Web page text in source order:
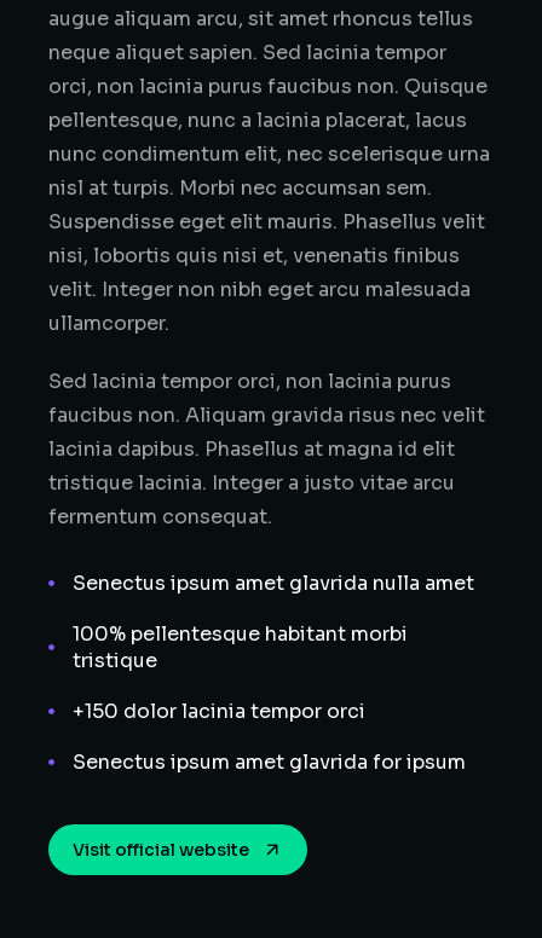
augue aliquam arcu, sit amet rhoncus tellus
neque aliquet sapien. Sed lacinia tempor
orci, non lacinia purus faucibus non. Quisque
pellentesque, nunc a lacinia placerat, lacus
nunc condimentum elit, nec scelerisque urna
nisl at turpis. Morbi nec accumsan sem.
Suspendisse eget elit mauris. Phasellus velit
nisi, lobortis quis nisi et, venenatis finibus
velit. Integer non nibh eget arcu malesuada
ullamcorper.
Sed lacinia tempor orci, non lacinia purus
faucibus non. Aliquam gravida risus nec velit
lacinia dapibus. Phasellus at magna id elit
tristique lacinia. Integer a justo vitae arcu
fermentum consequat.
Senectus ipsum amet glavrida nulla amet
100% pellentesque habitant morbi
tristique
+150 dolor lacinia tempor orci
Senectus ipsum amet glavrida for ipsum
Visit official website